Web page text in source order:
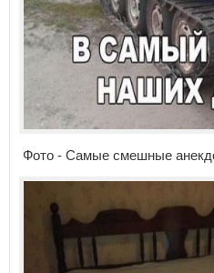
Фото - Самые смешные